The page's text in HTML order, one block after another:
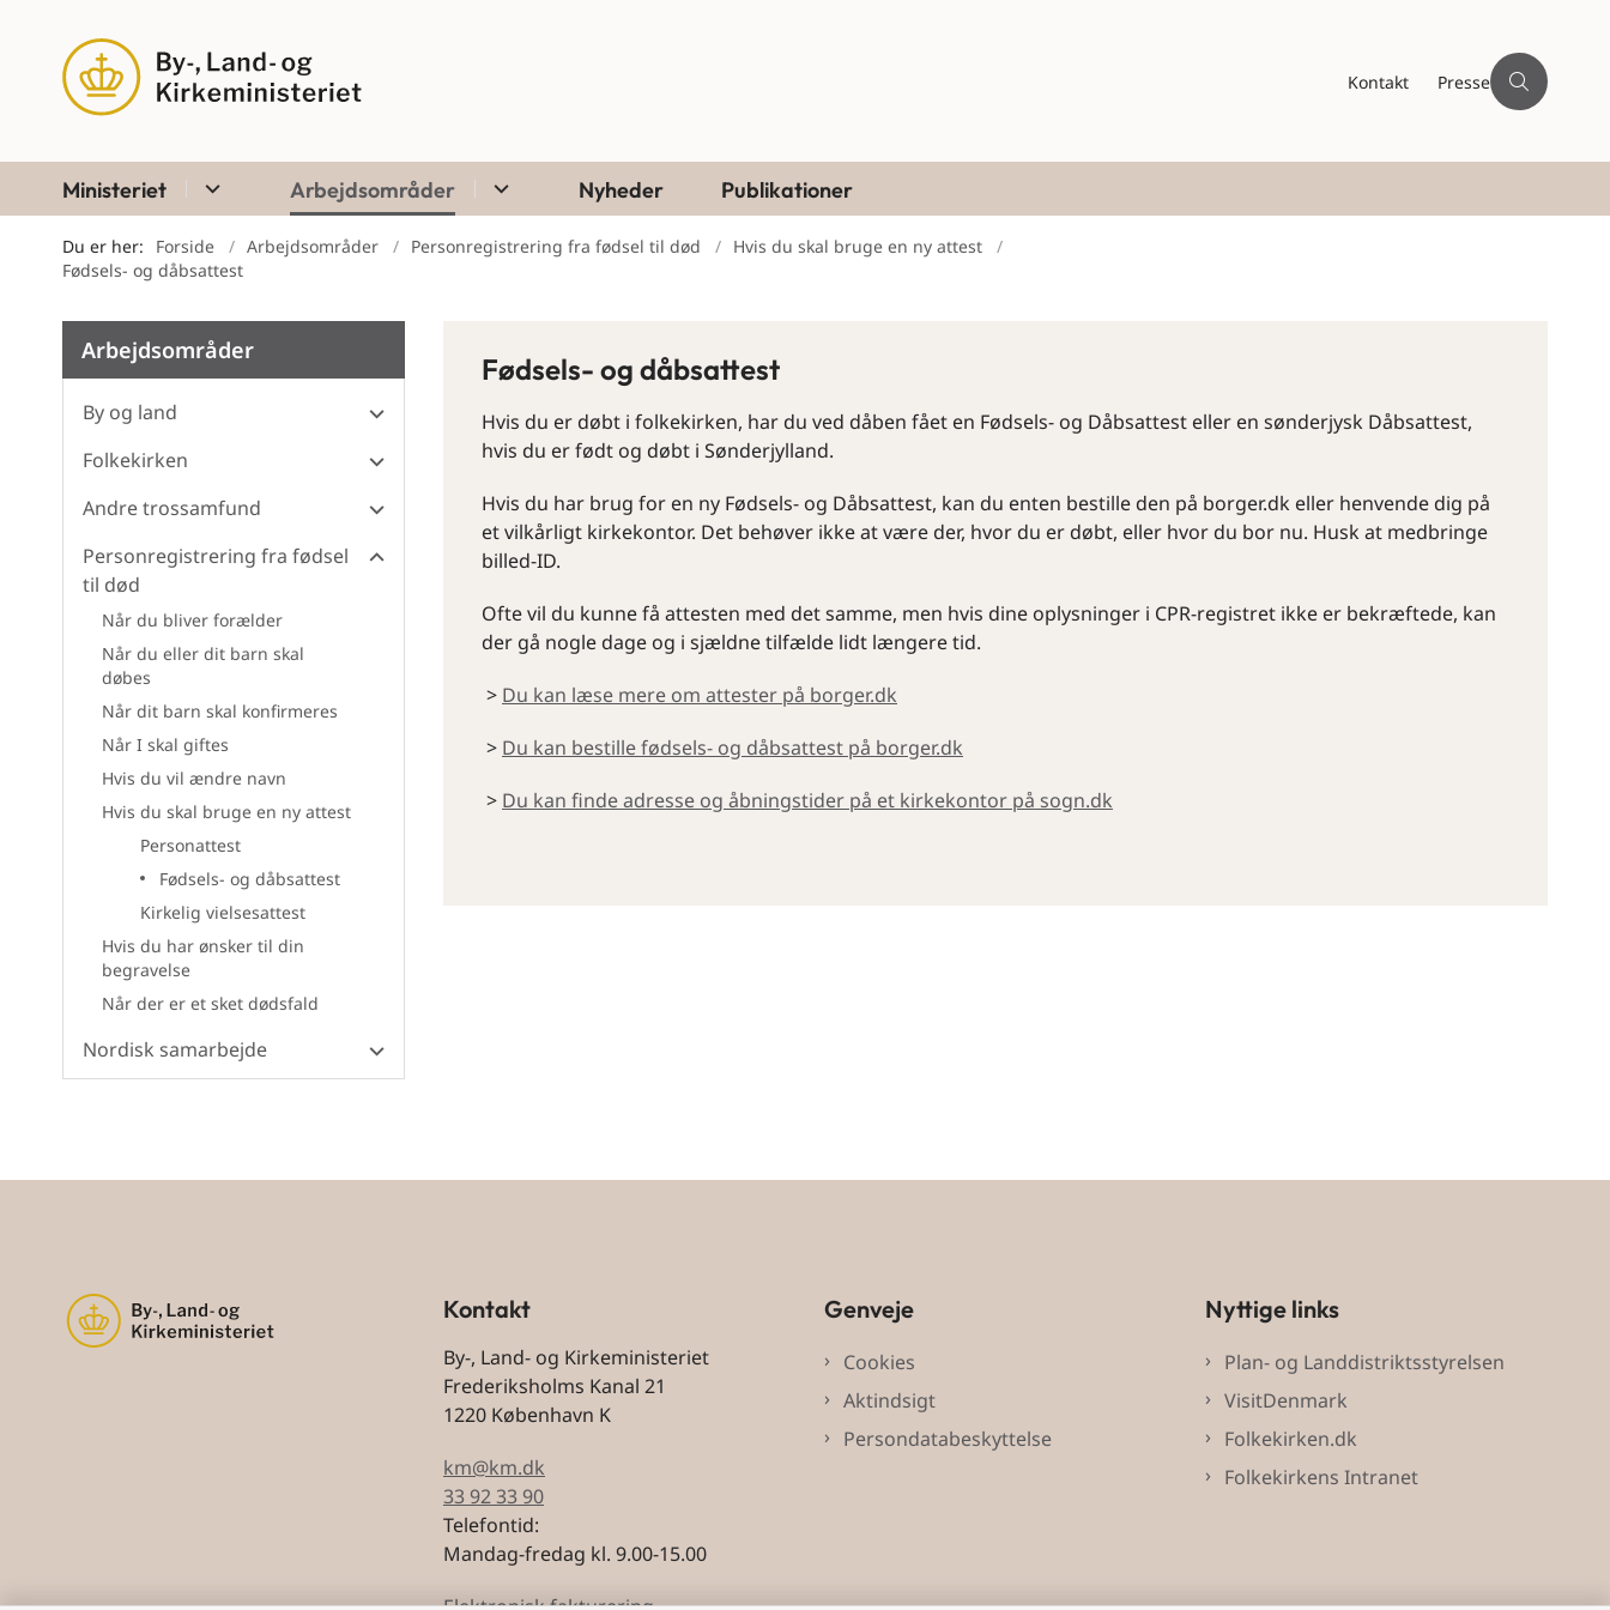
Kontakt Presse
Ministeriet Arbejdsområder Nyheder Publikationer
Du er her: Forside Arbejdsområder Personregistrering fra fødsel til død
Hvis du skal bruge en ny attest
Fødsels- og dåbsattest
Arbejdsområder
By og land
Folkekirken
Andre trossamfund
Personregistrering fra fødsel
til død
Når du bliver forælder
Når du eller dit barn skal
døbes
Når dit barn skal konfirmeres
Når I skal giftes
Hvis du vil ændre navn
Hvis du skal bruge en ny attest
Personattest
Fødsels- og dåbsattest
Kirkelig vielsesattest
Hvis du har ønsker til din
begravelse
Når der er et sket dødsfald
Nordisk samarbejde
Fødsels- og dåbsattest
Hvis du er døbt i folkekirken, har du ved dåben fået en Fødsels- og Dåbsattest eller en sønderjysk Dåbsattest,
hvis du er født og døbt i Sønderjylland.
Hvis du har brug for en ny Fødsels- og Dåbsattest, kan du enten bestille den på borger.dk eller henvende dig på
et vilkårligt kirkekontor. Det behøver ikke at være der, hvor du er døbt, eller hvor du bor nu. Husk at medbringe
billed-ID.
Ofte vil du kunne få attesten med det samme, men hvis dine oplysninger i CPR-registret ikke er bekræftede, kan
der gå nogle dage og i sjældne tilfælde lidt længere tid.
> Du kan læse mere om attester på borger.dk
> Du kan bestille fødsels- og dåbsattest på borger.dk
> Du kan finde adresse og åbningstider på et kirkekontor på sogn.dk
Kontakt
By-, Land- og Kirkeministeriet
Frederiksholms Kanal 21
1220 København K
km@km.dk
33 92 33 90
Telefontid:
Mandag-fredag kl. 9.00-15.00
Genveje
Cookies
Aktindsigt
Persondatabeskyttelse
Nyttige links
Plan- og Landdistriktsstyrelsen
VisitDenmark
Folkekirken.dk
Folkekirkens Intranet